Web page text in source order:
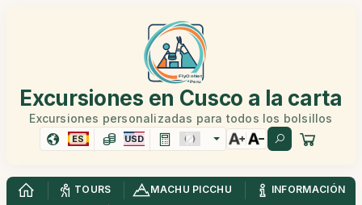
Excursiones en Cusco a la carta
Excursiones personalizadas para todos los bolsillos
ES USD
TOURS MACHU PICCHU
INFORMACIÓN